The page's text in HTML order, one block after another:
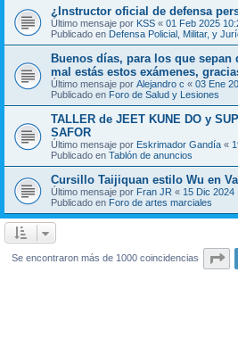
¿Instructor oficial de defensa
Último mensaje por KSS « 01 Feb 2025
Publicado en Defensa Policial, Militar, y
Buenos días, para los que sepan
mal estás estos exámenes,
Último mensaje por Alejandro c « 03 Ene
Publicado en Foro de Salud y Lesiones
TALLER de JEET KUNE DO y
SAFOR
Último mensaje por Eskrimador Gandía «
Publicado en Tablón de anuncios
Cursillo Taijiquan estilo Wu en
Último mensaje por Fran JR « 15 Dic 2024
Publicado en Foro de artes marciales
Se encontraron más de 1000 coincidencias